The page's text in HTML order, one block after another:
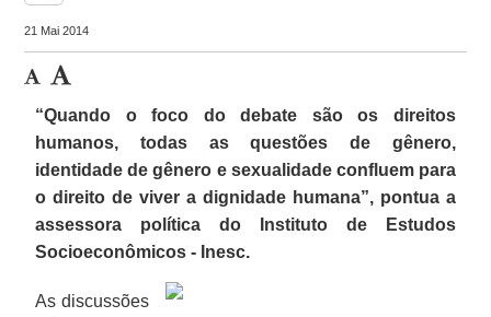
21 Mai 2014
“Quando o foco do debate são os direitos
humanos, todas as questões de gênero,
identidade de gênero e sexualidade confluem para
o direito de viver a dignidade humana”, pontua a
assessora política do Instituto de Estudos
Socioeconômicos - Inesc.
As discussões